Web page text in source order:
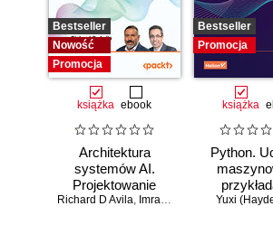
Bestseller
Nowość
Promocja
książka ebook
Architektura
systemów AI.
Projektowanie
skalowalnego i
Richard D Avila, Imran Ahmad
Bestseller
Promocja
książka
Python.
Najlepsze
Yuxi